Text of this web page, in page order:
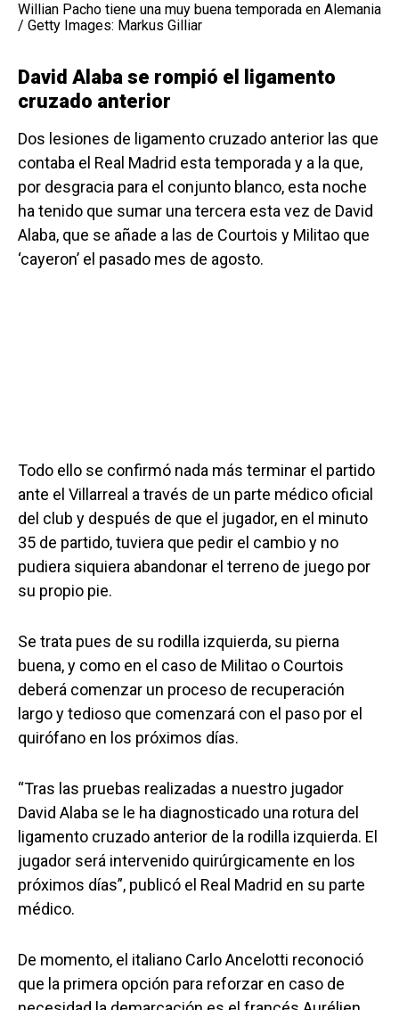
Willian Pacho tiene una muy buena temporada en Alemania
/ Getty Images: Markus Gilliar
David Alaba se rompió el ligamento
cruzado anterior
Dos lesiones de ligamento cruzado anterior las que
contaba el Real Madrid esta temporada y a la que,
por desgracia para el conjunto blanco, esta noche
ha tenido que sumar una tercera esta vez de David
Alaba, que se añade a las de Courtois y Militao que
‘cayeron’ el pasado mes de agosto.
Todo ello se confirmó nada más terminar el partido
ante el Villarreal a través de un parte médico oficial
del club y después de que el jugador, en el minuto
35 de partido, tuviera que pedir el cambio y no
pudiera siquiera abandonar el terreno de juego por
su propio pie.
Se trata pues de su rodilla izquierda, su pierna
buena, y como en el caso de Militao o Courtois
deberá comenzar un proceso de recuperación
largo y tedioso que comenzará con el paso por el
quirófano en los próximos días.
“Tras las pruebas realizadas a nuestro jugador
David Alaba se le ha diagnosticado una rotura del
ligamento cruzado anterior de la rodilla izquierda. El
jugador será intervenido quirúrgicamente en los
próximos días”, publicó el Real Madrid en su parte
médico.
De momento, el italiano Carlo Ancelotti reconoció
que la primera opción para reforzar en caso de